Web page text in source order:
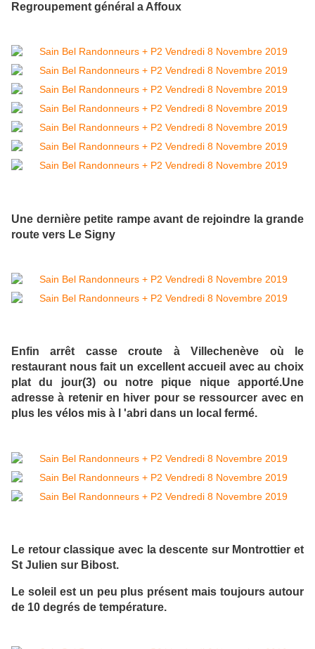
Regroupement général a Affoux
Une dernière petite rampe avant de rejoindre la grande
route vers Le Signy
Enfin arrêt casse croute à Villechenève où le
restaurant nous fait un excellent accueil avec au choix
plat du jour(3) ou notre pique nique apporté.Une
adresse à retenir en hiver pour se ressourcer avec en
plus les vélos mis à l 'abri dans un local fermé.
Le retour classique avec la descente sur Montrottier et
St Julien sur Bibost.
Le soleil est un peu plus présent mais toujours autour
de 10 degrés de température.